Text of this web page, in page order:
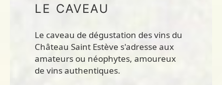
LE CAVEAU
Le caveau de dégustation des vins du
Château Saint Estève s'adresse aux
amateurs ou néophytes, amoureux
de vins authentiques.